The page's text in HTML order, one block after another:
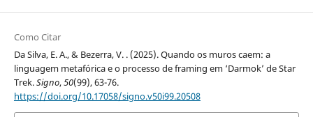
Como Citar
Da Silva, E. A., & Bezerra, V. . (2025). Quando os muros caem: a
linguagem metafórica e o processo de framing em ‘Darmok’ de Star
Trek.Signo,50(99), 63-76.
https://doi.org/10.17058/signo.v50i99.20508